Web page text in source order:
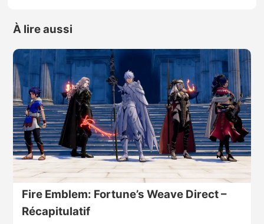
À lire aussi
Fire Emblem: Fortune’s Weave Direct –
Récapitulatif